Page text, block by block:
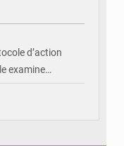
d’action
examine…